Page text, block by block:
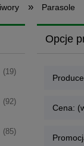
» Parasole
(19)
(92)
(85)
Opcje
Cena: